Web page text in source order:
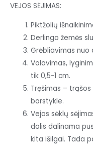
VEJOS SĖJIMAS:
Piktžolių
Derlingo žemės
Grėbliavimas nuo
Volavimas,
tik 0,5-1 cm.
Tręšimas –
barstykle.
Vejos sėklų
dalis dalinama
kita išilgai. Tada